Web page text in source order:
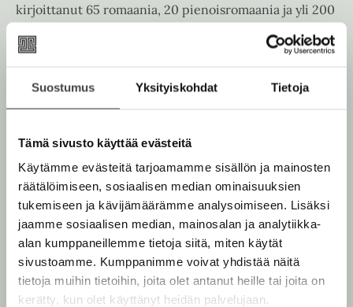
Suostumus Yksityiskohdat Tietoja
Tämä sivusto käyttää evästeitä
Käytämme evästeitä tarjoamamme sisällön ja mainosten
räätälöimiseen, sosiaalisen median ominaisuuksien
tukemiseen ja kävijämäärämme analysoimiseen. Lisäksi
jaamme sosiaalisen median, mainosalan ja analytiikka-
alan kumppaneillemme tietoja siitä, miten käytät
sivustoamme. Kumppanimme voivat yhdistää näitä
tietoja muihin tietoihin, joita olet antanut heille tai joita on
kerätty, kun olet käyttänyt heidän palvelujaan.
l
i
l
h
t
e
n
v
ä
l
l
e
t
e
e
n
e
n
v
l
e
t
e
e
n
e
e
n
ä
l
l
e
h
t
e
e
n
kirjoittanut 65 romaania, 20 pienoisromaania ja yli 200
novellia. Useita merkittäviä kirjallisuuspalkintoja
voittaneelle Stephen Kingille on myönnetty myös
Mainessa vaimonsa, kirjailija Tabitha Kingin kanssa.
Lue lisää tekijästä
t
e
p
h
e
n
K
i
n